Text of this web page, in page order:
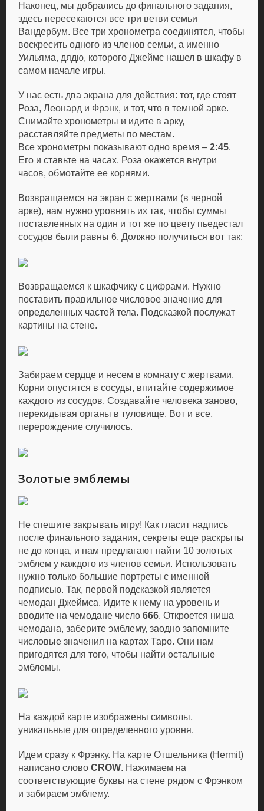
Наконец, мы добрались до финального задания,
здесь пересекаются все три ветви семьи
Вандербум. Все три хронометра соединятся, чтобы
воскресить одного из членов семьи, а именно
Уильяма, дядю, которого Джеймс нашел в шкафу в
самом начале игры.
У нас есть два экрана для действия: тот, где стоят
Роза, Леонард и Фрэнк, и тот, что в темной арке.
Снимайте хронометры и идите в арку,
расставляйте предметы по местам.
Все хронометры показывают одно время –2:45.
Его и ставьте на часах. Роза окажется внутри
часов, обмотайте ее корнями.
Возвращаемся на экран с жертвами (в черной
арке), нам нужно уровнять их так, чтобы суммы
поставленных на один и тот же по цвету пьедестал
сосудов были равны 6. Должно получиться вот так:
Возвращаемся к шкафчику с цифрами. Нужно
поставить правильное числовое значение для
определенных частей тела. Подсказкой послужат
картины на стене.
Забираем сердце и несем в комнату с жертвами.
Корни опустятся в сосуды, впитайте содержимое
каждого из сосудов. Создавайте человека заново,
перекидывая органы в туловище. Вот и все,
перерождение случилось.
Золотые эмблемы
Не спешите закрывать игру! Как гласит надпись
после финального задания, секреты еще раскрыты
не до конца, и нам предлагают найти 10 золотых
эмблем у каждого из членов семьи. Использовать
нужно только большие портреты с именной
подписью. Так, первой подсказкой является
чемодан Джеймса. Идите к нему на уровень и
вводите на чемодане число666. Откроется ниша
чемодана, заберите эмблему, заодно запомните
числовые значения на картах Таро. Они нам
пригодятся для того, чтобы найти остальные
эмблемы.
На каждой карте изображены символы,
уникальные для определенного уровня.
Идем сразу к Фрэнку. На карте Отшельника (Hermit)
написано словоCROW. Нажимаем на
соответствующие буквы на стене рядом с Фрэнком
и забираем эмблему.